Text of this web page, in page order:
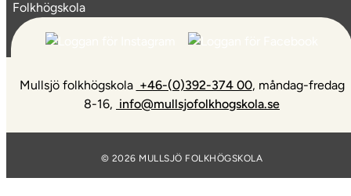
Mullsjö folkhögskola +46-(0)392-374 00, måndag-fredag
8-16, info@mullsjofolkhogskola.se
© 2026 MULLSJÖ FOLKHÖGSKOLA